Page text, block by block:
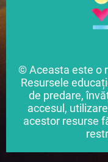
© Aceasta este o
Resursele
de predare,
accesul,
acestor resurse